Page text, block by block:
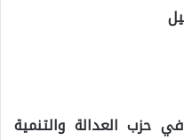
حزب العدالة والتنمية